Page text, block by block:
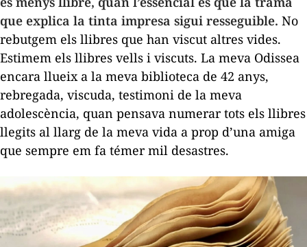
que explica la tinta impresa sigui resseguible. No
rebutgem els llibres que han viscut altres vides.
Estimem els llibres vells i viscuts. La meva Odissea
encara llueix a la meva biblioteca de 42 anys,
rebregada, viscuda, testimoni de la meva
adolescència, quan pensava numerar tots els llibres
llegits al llarg de la meva vida a prop d’una amiga
que sempre em fa témer mil desastres.